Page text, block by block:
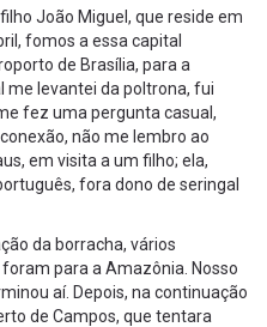
João Miguel, que reside em
fomos a essa capital
de Brasília, para a
me levantei da poltrona, fui
fez uma pergunta casual,
não me lembro ao
em visita a um filho; ela,
fora dono de seringal
da borracha, vários
para a Amazônia. Nosso
aí. Depois, na continuação
de Campos, que tentara